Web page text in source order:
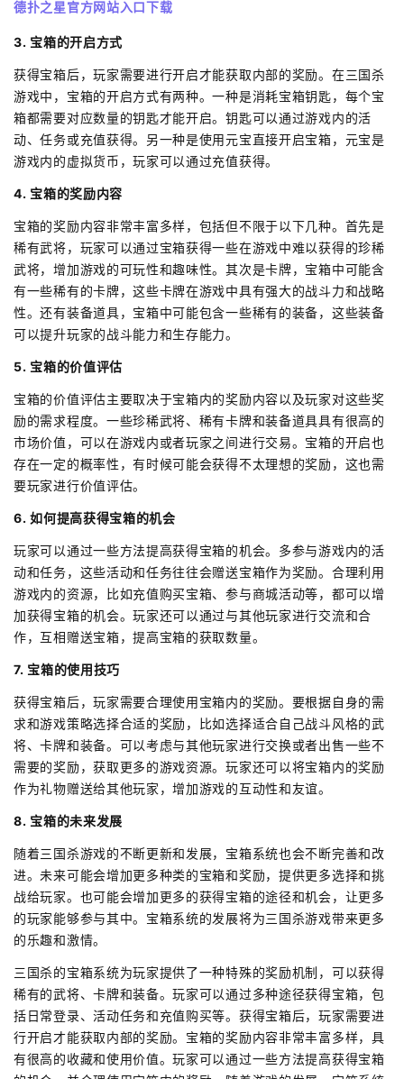
德扑之星官方网站入口下载
3. 宝箱的开启方式
获得宝箱后，玩家需要进行开启才能获取内部的奖励。在三国杀
游戏中，宝箱的开启方式有两种。一种是消耗宝箱钥匙，每个宝
箱都需要对应数量的钥匙才能开启。钥匙可以通过游戏内的活
动、任务或充值获得。另一种是使用元宝直接开启宝箱，元宝是
游戏内的虚拟货币，玩家可以通过充值获得。
4. 宝箱的奖励内容
宝箱的奖励内容非常丰富多样，包括但不限于以下几种。首先是
稀有武将，玩家可以通过宝箱获得一些在游戏中难以获得的珍稀
武将，增加游戏的可玩性和趣味性。其次是卡牌，宝箱中可能含
有一些稀有的卡牌，这些卡牌在游戏中具有强大的战斗力和战略
性。还有装备道具，宝箱中可能包含一些稀有的装备，这些装备
可以提升玩家的战斗能力和生存能力。
5. 宝箱的价值评估
宝箱的价值评估主要取决于宝箱内的奖励内容以及玩家对这些奖
励的需求程度。一些珍稀武将、稀有卡牌和装备道具具有很高的
市场价值，可以在游戏内或者玩家之间进行交易。宝箱的开启也
存在一定的概率性，有时候可能会获得不太理想的奖励，这也需
要玩家进行价值评估。
6. 如何提高获得宝箱的机会
玩家可以通过一些方法提高获得宝箱的机会。多参与游戏内的活
动和任务，这些活动和任务往往会赠送宝箱作为奖励。合理利用
游戏内的资源，比如充值购买宝箱、参与商城活动等，都可以增
加获得宝箱的机会。玩家还可以通过与其他玩家进行交流和合
作，互相赠送宝箱，提高宝箱的获取数量。
7. 宝箱的使用技巧
获得宝箱后，玩家需要合理使用宝箱内的奖励。要根据自身的需
求和游戏策略选择合适的奖励，比如选择适合自己战斗风格的武
将、卡牌和装备。可以考虑与其他玩家进行交换或者出售一些不
需要的奖励，获取更多的游戏资源。玩家还可以将宝箱内的奖励
作为礼物赠送给其他玩家，增加游戏的互动性和友谊。
8. 宝箱的未来发展
随着三国杀游戏的不断更新和发展，宝箱系统也会不断完善和改
进。未来可能会增加更多种类的宝箱和奖励，提供更多选择和挑
战给玩家。也可能会增加更多的获得宝箱的途径和机会，让更多
的玩家能够参与其中。宝箱系统的发展将为三国杀游戏带来更多
的乐趣和激情。
三国杀的宝箱系统为玩家提供了一种特殊的奖励机制，可以获得
稀有的武将、卡牌和装备。玩家可以通过多种途径获得宝箱，包
括日常登录、活动任务和充值购买等。获得宝箱后，玩家需要进
行开启才能获取内部的奖励。宝箱的奖励内容非常丰富多样，具
有很高的收藏和使用价值。玩家可以通过一些方法提高获得宝箱